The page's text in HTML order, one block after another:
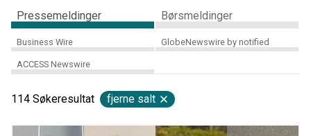
Pressemeldinger Børsmeldinger
Business Wire GlobeNewswire by notified
ACCESS Newswire
114 Søkeresultat fjerne salt